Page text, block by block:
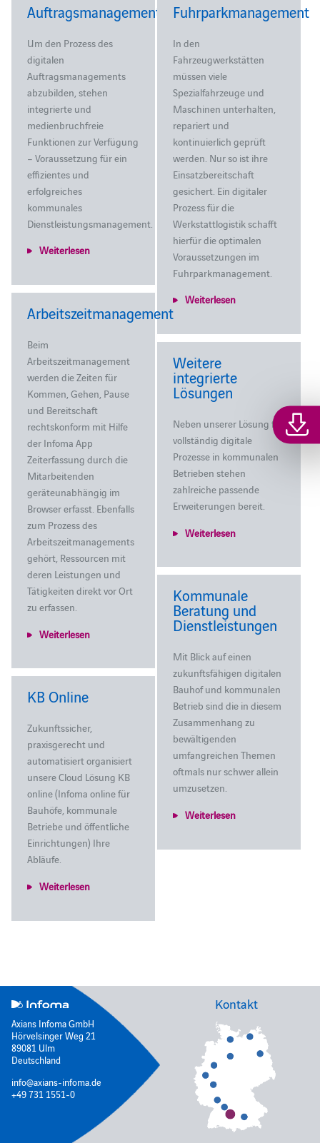
Auftragsmanagement
Um den Prozess des
digitalen
Auftragsmanagements
abzubilden, stehen
integrierte und
medienbruchfreie
Funktionen zur Verfügung
– Voraussetzung für ein
effizientes und
erfolgreiches
kommunales
Dienstleistungsmanagement.
Weiterlesen
Fuhrparkmanagement
In den
Fahrzeugwerkstätten
müssen viele
Spezialfahrzeuge und
Maschinen unterhalten,
repariert und
kontinuierlich geprüft
werden. Nur so ist ihre
Einsatzbereitschaft
gesichert. Ein digitaler
Prozess für die
Werkstattlogistik schafft
hierfür die optimalen
Voraussetzungen im
Fuhrparkmanagement.
Weiterlesen
Arbeitszeitmanagement
Beim
Arbeitszeitmanagement
werden die Zeiten für
Kommen, Gehen, Pause
und Bereitschaft
rechtskonform mit Hilfe
der Infoma App
Zeiterfassung durch die
Mitarbeitenden
geräteunabhängig im
Browser erfasst. Ebenfalls
zum Prozess des
Arbeitszeitmanagements
gehört, Ressourcen mit
deren Leistungen und
Tätigkeiten direkt vor Ort
zu erfassen.
Weiterlesen
Weitere
integrierte
Lösungen
Neben unserer Lösung für
vollständig digitale
Prozesse in kommunalen
Betrieben stehen
zahlreiche passende
Erweiterungen bereit.
Weiterlesen
Kommunale
Beratung und
Dienstleistungen
Mit Blick auf einen
zukunftsfähigen digitalen
Bauhof und kommunalen
Betrieb sind die in diesem
Zusammenhang zu
bewältigenden
umfangreichen Themen
oftmals nur schwer allein
umzusetzen.
Weiterlesen
KB Online
Zukunftssicher,
praxisgerecht und
automatisiert organisiert
unsere Cloud Lösung KB
online (Infoma online für
Bauhöfe, kommunale
Betriebe und öffentliche
Einrichtungen) Ihre
Abläufe.
Weiterlesen
Axians Infoma GmbH
Hörvelsinger Weg 21
89081 Ulm
Deutschland
info@axians-infoma.de
+49 731 1551-0
Kontakt